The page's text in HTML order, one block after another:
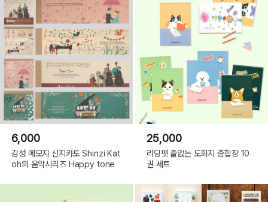
6,000
감성 메모지 신지카토 Shinzi Kat
oh의 음악시리즈 Happy tone
25,000
리딩펫 줄없는 도화지 종합장 10
권 세트